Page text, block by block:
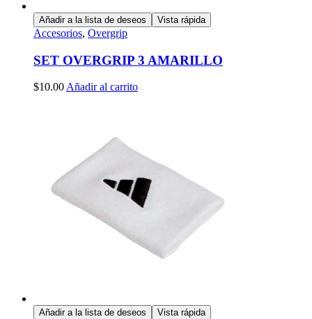
Añadir a la lista de deseos Vista rápida
Accesorios, Overgrip
SET OVERGRIP 3 AMARILLO
$10.00Añadir al carrito
Añadir a la lista de deseos Vista rápida